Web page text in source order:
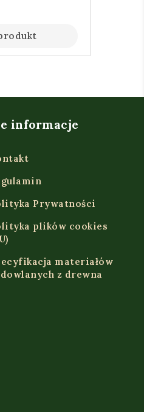
informacje
Prywatności
plików cookies
materiałów
z drewna